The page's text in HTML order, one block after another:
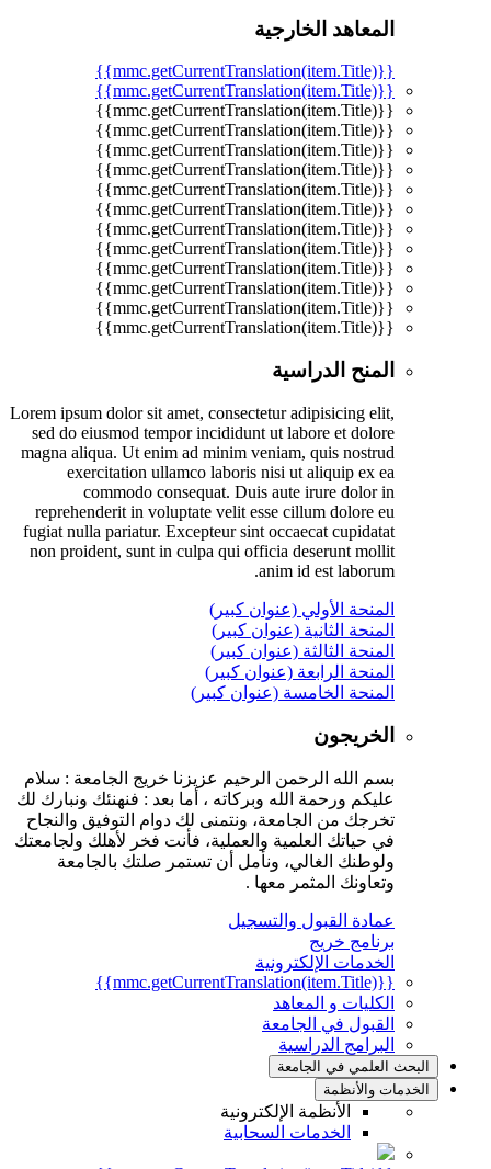
المعاهد الخارجية
{{mmc.getCurrentTranslation(item.Title)}}
{{mmc.getCurrentTranslation(item.Title)}}
{{mmc.getCurrentTranslation(item.Title)}}
{{mmc.getCurrentTranslation(item.Title)}}
{{mmc.getCurrentTranslation(item.Title)}}
{{mmc.getCurrentTranslation(item.Title)}}
{{mmc.getCurrentTranslation(item.Title)}}
{{mmc.getCurrentTranslation(item.Title)}}
{{mmc.getCurrentTranslation(item.Title)}}
{{mmc.getCurrentTranslation(item.Title)}}
{{mmc.getCurrentTranslation(item.Title)}}
{{mmc.getCurrentTranslation(item.Title)}}
{{mmc.getCurrentTranslation(item.Title)}}
{{mmc.getCurrentTranslation(item.Title)}}
المنح الدراسية
Lorem ipsum dolor sit amet, consectetur adipisicing elit,
sed do eiusmod tempor incididunt ut labore et dolore
magna aliqua. Ut enim ad minim veniam, quis nostrud
exercitation ullamco laboris nisi ut aliquip ex ea
commodo consequat. Duis aute irure dolor in
reprehenderit in voluptate velit esse cillum dolore eu
fugiat nulla pariatur. Excepteur sint occaecat cupidatat
non proident, sunt in culpa qui officia deserunt mollit
anim id est laborum.
المنحة الأولي (عنوان كبير)
المنحة الثانية (عنوان كبير)
المنحة الثالثة (عنوان كبير)
المنحة الرابعة (عنوان كبير)
المنحة الخامسة (عنوان كبير)
الخريجون
بسم الله الرحمن الرحيم عزيزنا خريج الجامعة : سلام
عليكم ورحمة الله وبركاته ، أما بعد : فنهنئك ونبارك لك
تخرجك من الجامعة، ونتمنى لك دوام التوفيق والنجاح
في حياتك العلمية والعملية، فأنت فخر لأهلك ولجامعتك
ولوطنك الغالي، ونأمل أن تستمر صلتك بالجامعة
وتعاونك المثمر معها .
عمادة القبول والتسجيل
برنامج خريج
الخدمات الإلكترونية
{{mmc.getCurrentTranslation(item.Title)}}
الكليات و المعاهد
القبول في الجامعة
البرامج الدراسية
البحث العلمي في الجامعة
الخدمات والأنظمة
الأنظمة الإلكترونية
الخدمات السحابية